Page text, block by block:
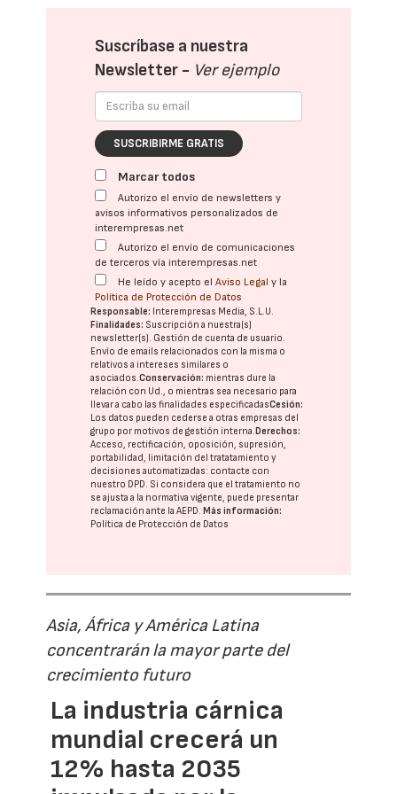
Suscríbase a nuestra
Newsletter - Ver ejemplo
SUSCRIBIRME GRATIS
Marcar todos
Autorizo el envío de newsletters y
avisos informativos personalizados de
interempresas.net
Autorizo el envío de comunicaciones
de terceros vía interempresas.net
He leído y acepto elAviso Legal y la
Política de Protección de Datos
Responsable: Interempresas Media, S.L.U.
Finalidades: Suscripción a nuestra(s)
newsletter(s). Gestión de cuenta de usuario.
Envío de emails relacionados con la misma o
relativos a intereses similares o
asociados.Conservación: mientras dure la
relación con Ud., o mientras sea necesario para
llevar a cabo las finalidades especificadasCesión:
Los datos pueden cederse a otras empresas del
grupo por motivos de gestión interna.Derechos:
Acceso, rectificación, oposición, supresión,
portabilidad, limitación del tratatamiento y
decisiones automatizadas: contacte con
nuestro DPD. Si considera que el tratamiento no
se ajusta a la normativa vigente, puede presentar
reclamación ante laAEPD.Más información:
Política de Protección de Datos
Asia, África y América Latina
concentrarán la mayor parte del
crecimiento futuro
La industria cárnica
mundial crecerá un
12% hasta 2035